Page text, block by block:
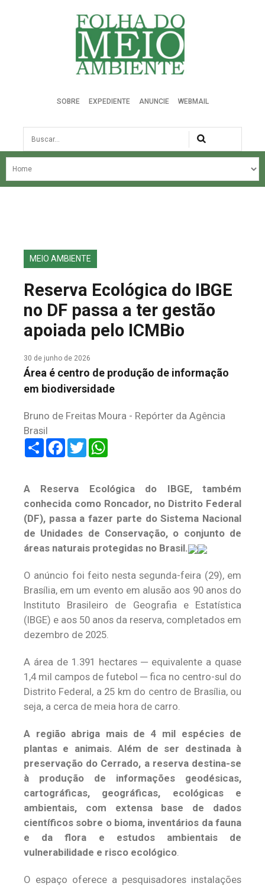
Folha do Meio Ambiente
SOBRE EXPEDIENTE ANUNCIE WEBMAIL
Busca
NOSSA HISTÓRIA
EDIÇÕES ANTERIORES
FALE CONOSCO
MEIO AMBIENTE
Reserva Ecológica do IBGE
no DF passa a ter gestão
apoiada pelo ICMBio
30 de junho de 2026
Área é centro de produção de informação
em biodiversidade
Bruno de Freitas Moura - Repórter da Agência
Brasil
ShareFacebook
Twitter
A Reserva Ecológica do IBGE, também
conhecida como Roncador, no Distrito Federal
(DF), passa a fazer parte do Sistema Nacional
de Unidades de Conservação, o conjunto de
áreas naturais protegidas no Brasil.
O anúncio foi feito nesta segunda-feira (29), em
Brasília, em um evento em alusão aos 90 anos do
Instituto Brasileiro de Geografia e Estatística
(IBGE) e aos 50 anos da reserva, completados em
dezembro de 2025.
A área de 1.391 hectares ─ equivalente a quase
1,4 mil campos de futebol ─ fica no centro-sul do
Distrito Federal, a 25 km do centro de Brasília, ou
seja, a cerca de meia hora de carro.
A região abriga mais de 4 mil espécies de
plantas e animais. Além de ser destinada à
preservação do Cerrado, a reserva destina-se
à produção de informações geodésicas,
cartográficas, geográficas, ecológicas e
ambientais, com extensa base de dados
científicos sobre o bioma, inventários da fauna
e da flora e estudos ambientais de
vulnerabilidade e risco ecológico.
O espaço oferece a pesquisadores instalações